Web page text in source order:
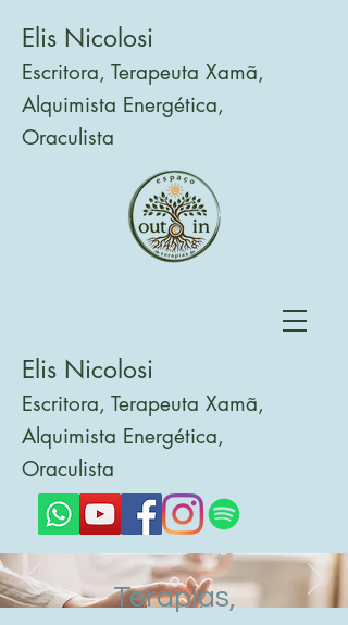
Elis Nicolosi
Escritora, Terapeuta Xamã,
Alquimista Energética,
Oraculista
Elis Nicolosi
Escritora, Terapeuta Xamã,
Alquimista Energética,
Oraculista
Terapias,